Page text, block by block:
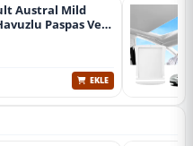
Austral Mild
Paspas Ve
EKLE